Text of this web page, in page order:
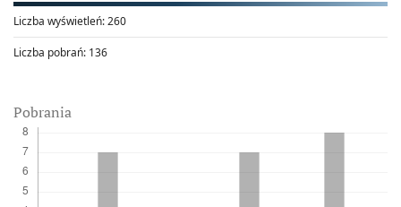
Liczba wyświetleń:260
Liczba pobrań: 136
Pobrania